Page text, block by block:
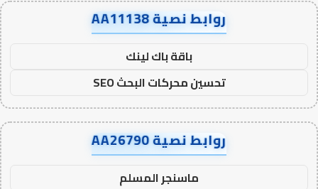
روابط نصية AA11138
باقة باك لينك
تحسين محركات البحث SEO
روابط نصية AA26790
ماسنجر المسلم